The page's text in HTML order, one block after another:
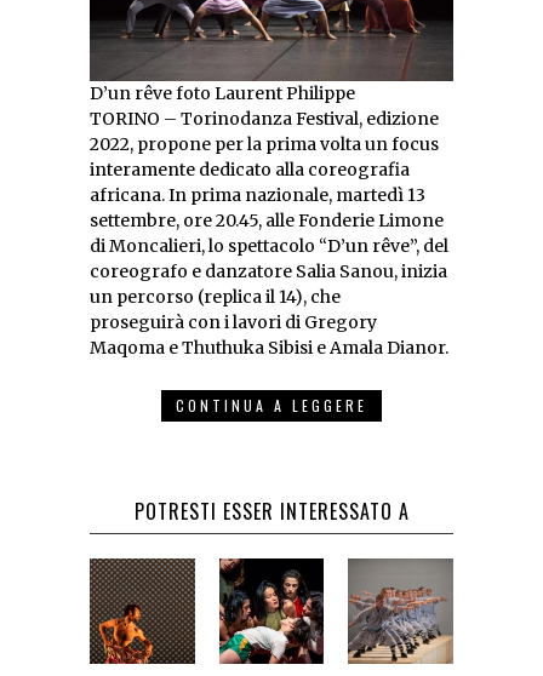
D’un rêve foto Laurent Philippe
TORINO – Torinodanza Festival, edizione
2022, propone per la prima volta un focus
interamente dedicato alla coreografia
africana. In prima nazionale, martedì 13
settembre, ore 20.45, alle Fonderie Limone
di Moncalieri, lo spettacolo “D’un rêve”, del
coreografo e danzatore Salia Sanou, inizia
un percorso (replica il 14), che
proseguirà con i lavori di Gregory
Maqoma e Thuthuka Sibisi e Amala Dianor.
CONTINUA A LEGGERE
POTRESTI ESSER INTERESSATO A